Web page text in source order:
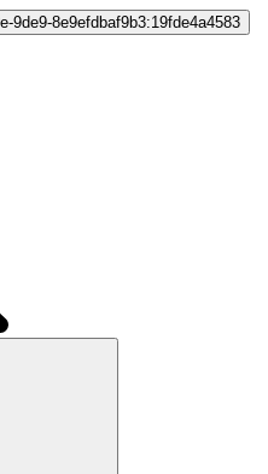
9de9-8e9efdbaf9b3:19fde4a4583